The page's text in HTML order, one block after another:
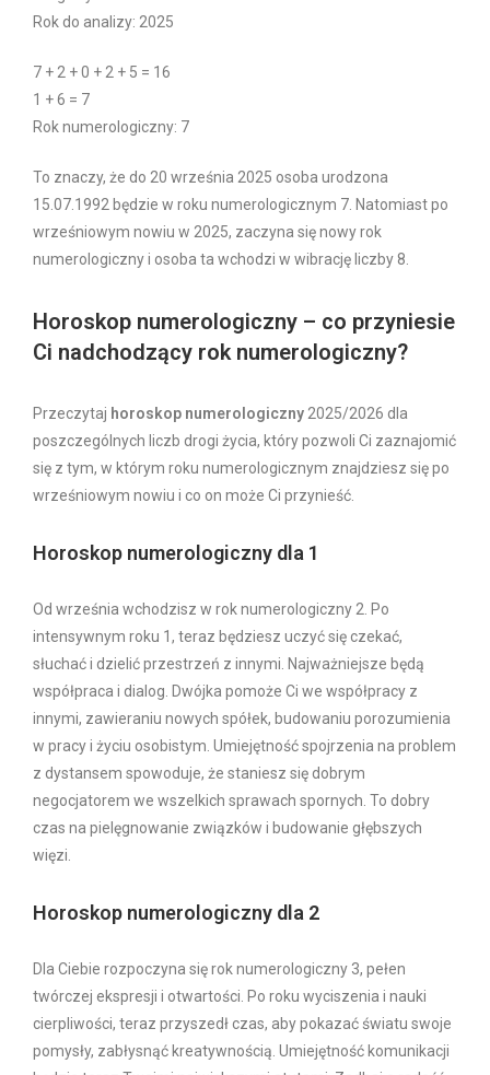
Rok do analizy: 2025
7 + 2 + 0 + 2 + 5 = 16
1 + 6 = 7
Rok numerologiczny: 7
To znaczy, że do 20 września 2025 osoba urodzona
15.07.1992 będzie w roku numerologicznym 7. Natomiast po
wrześniowym nowiu w 2025, zaczyna się nowy rok
numerologiczny i osoba ta wchodzi w wibrację liczby 8.
Horoskop numerologiczny – co przyniesie
Ci nadchodzący rok numerologiczny?
Przeczytaj horoskop numerologiczny 2025/2026 dla
poszczególnych liczb drogi życia, który pozwoli Ci zaznajomić
się z tym, w którym roku numerologicznym znajdziesz się po
wrześniowym nowiu i co on może Ci przynieść.
Horoskop numerologiczny dla 1
Od września wchodzisz w rok numerologiczny 2. Po
intensywnym roku 1, teraz będziesz uczyć się czekać,
słuchać i dzielić przestrzeń z innymi. Najważniejsze będą
współpraca i dialog. Dwójka pomoże Ci we współpracy z
innymi, zawieraniu nowych spółek, budowaniu porozumienia
w pracy i życiu osobistym. Umiejętność spojrzenia na problem
z dystansem spowoduje, że staniesz się dobrym
negocjatorem we wszelkich sprawach spornych. To dobry
czas na pielęgnowanie związków i budowanie głębszych
więzi.
Horoskop numerologiczny dla 2
Dla Ciebie rozpoczyna się rok numerologiczny 3, pełen
twórczej ekspresji i otwartości. Po roku wyciszenia i nauki
cierpliwości, teraz przyszedł czas, aby pokazać światu swoje
pomysły, zabłysnąć kreatywnością. Umiejętność komunikacji